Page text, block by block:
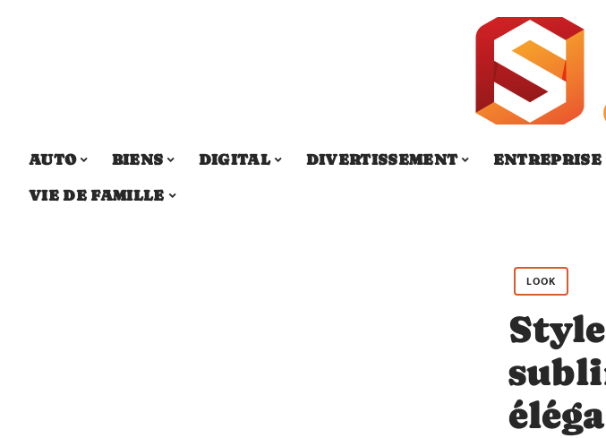
AUTO BIENS DIGITAL DIVERTISSEMENT ENTREPRISE
VIE DE FAMILLE
LOOK